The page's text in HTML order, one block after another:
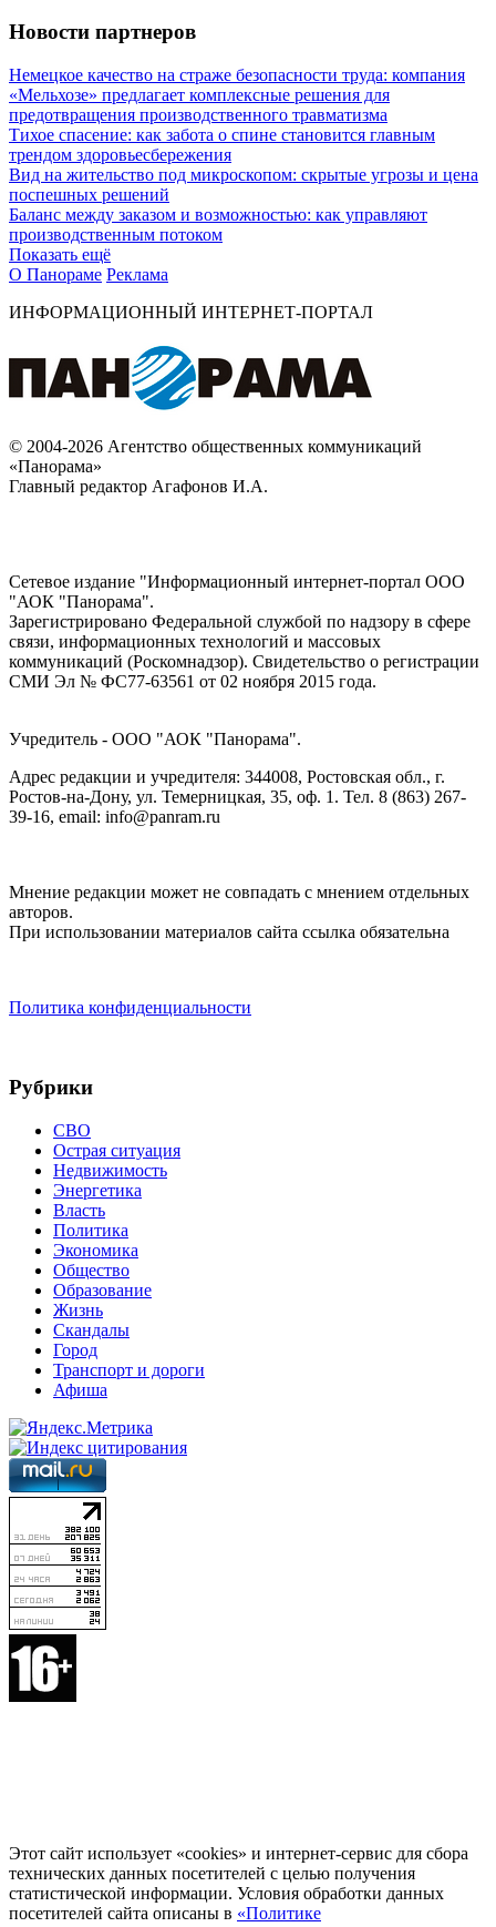
Новости партнеров
Немецкое качество на страже безопасности труда: компания
«Мельхозе» предлагает комплексные решения для
предотвращения производственного травматизма
Тихое спасение: как забота о спине становится главным
трендом здоровьесбережения
Вид на жительство под микроскопом: скрытые угрозы и цена
поспешных решений
Баланс между заказом и возможностью: как управляют
производственным потоком
Показать ещё
О Панораме Реклама
ИНФОРМАЦИОННЫЙ ИНТЕРНЕТ-ПОРТАЛ
© 2004-2026 Агентство общественных коммуникаций
«Панорама»
Главный редактор Агафонов И.А.
Сетевое издание "Информационный интернет-портал ООО
"АОК "Панорама".
Зарегистрировано Федеральной службой по надзору в сфере
связи, информационных технологий и массовых
коммуникаций (Роскомнадзор). Cвидетельство о регистрации
СМИ Эл № ФС77-63561 от 02 ноября 2015 года.
Учредитель - ООО "АОК "Панорама".
Адрес редакции и учредителя: 344008, Ростовская обл., г.
Ростов-на-Дону, ул. Темерницкая, 35, оф. 1. Тел. 8 (863) 267-
39-16, email: info@panram.ru
Мнение редакции может не совпадать с мнением отдельных
авторов.
При использовании материалов сайта ссылка обязательна
Политика конфиденциальности
Рубрики
СВО
Острая ситуация
Недвижимость
Энергетика
Власть
Политика
Экономика
Общество
Образование
Жизнь
Скандалы
Город
Транспорт и дороги
Афиша
Этот сайт использует «cookies» и интернет-сервис для сбора
технических данных посетителей с целью получения
статистической информации. Условия обработки данных
посетителей сайта описаны в «Политике